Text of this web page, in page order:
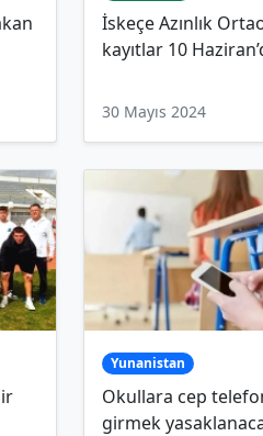
İskeçe Azınlık
kayıtlar 10
30 Mayıs 2024
Yunanistan
Okullara cep
girmek